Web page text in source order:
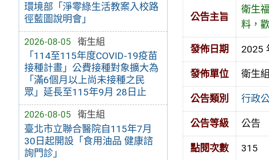
環境部「淨零綠生活教案入校路
徑藍圖說明會」
2026-08-05 衛生組
「114至115年度COVID-19疫苗
接種計畫」公費接種對象擴大為
「滿6個月以上尚未接種之民
眾」延長至115年9月 28日止
2026-08-05 衛生組
臺北市立聯合醫院自115年7月
30日起開設「食用油品 健康諮
詢門診」
公告主旨
衛生
料，
發佈日期 2025
發佈單位 衛生組
公告類別 行政
公告等級 公告
點閱次數 315